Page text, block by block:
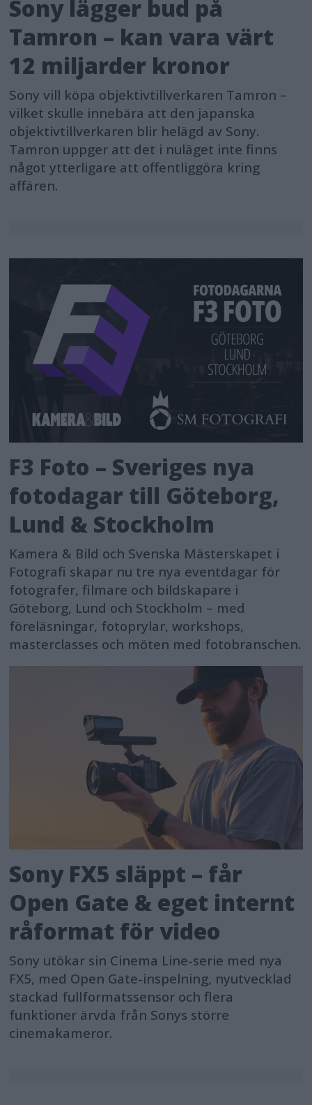
Sony lägger bud på
Tamron – kan vara värt
12 miljarder kronor
Sony vill köpa objektivtillverkaren Tamron –
vilket skulle innebära att den japanska
objektivtillverkaren blir helägd av Sony.
Tamron uppger att det i nuläget inte finns
något ytterligare att offentliggöra kring
affären.
F3 Foto – Sveriges nya
fotodagar till Göteborg,
Lund & Stockholm
Kamera & Bild och Svenska Mästerskapet i
Fotografi skapar nu tre nya eventdagar för
fotografer, filmare och bildskapare i
Göteborg, Lund och Stockholm – med
föreläsningar, fotoprylar, workshops,
masterclasses och möten med fotobranschen.
Sony FX5 släppt – får
Open Gate & eget internt
råformat för video
Sony utökar sin Cinema Line-serie med nya
FX5, med Open Gate-inspelning, nyutvecklad
stackad fullformatssensor och flera
funktioner ärvda från Sonys större
cinemakameror.